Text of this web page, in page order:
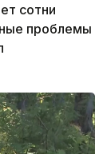
сотни
проблемы